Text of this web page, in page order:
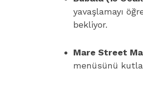
yavaşlamayı
bekliyor.
Mare Street
menüsünü